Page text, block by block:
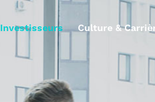
Investisseurs Culture &